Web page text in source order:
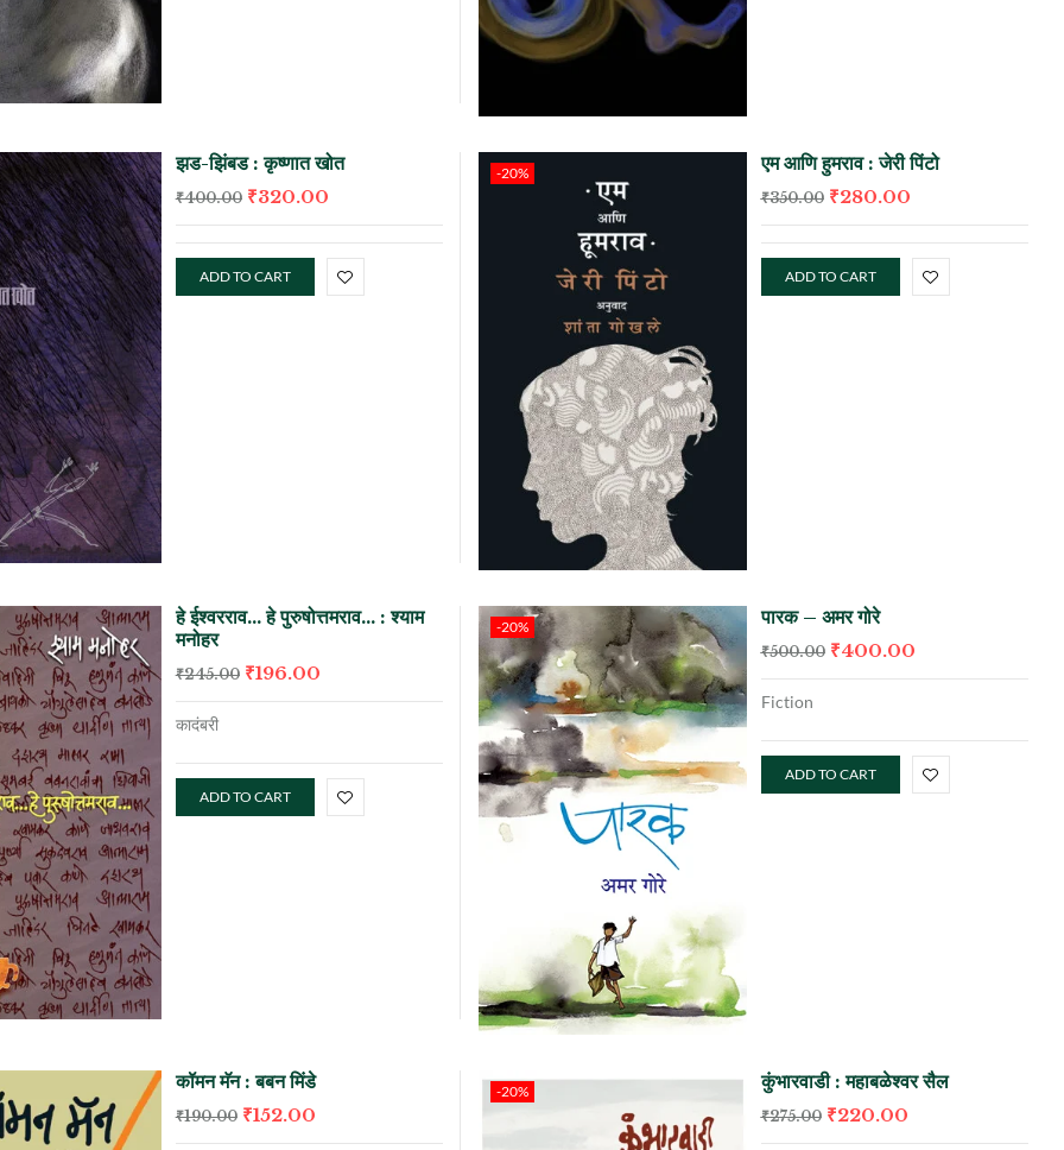
झड-झिंबड : कृष्णात खोत
₹400.00 ₹320.00
ADD TO CART
-20% एम आणि हुमराव : जेरी पिंटो
₹350.00 ₹280.00
ADD TO CART
हे ईश्वरराव… हे पुरुषोत्तमराव… : श्याम
मनोहर
₹245.00 ₹196.00
कादंबरी
ADD TO CART
-20% पारक – अमर गोरे
₹500.00 ₹400.00
Fiction
ADD TO CART
कॉमन मॅन : बबन मिंडे
₹190.00 ₹152.00
-20% कुंभारवाडी : महाबळेश्वर सैल
₹275.00 ₹220.00